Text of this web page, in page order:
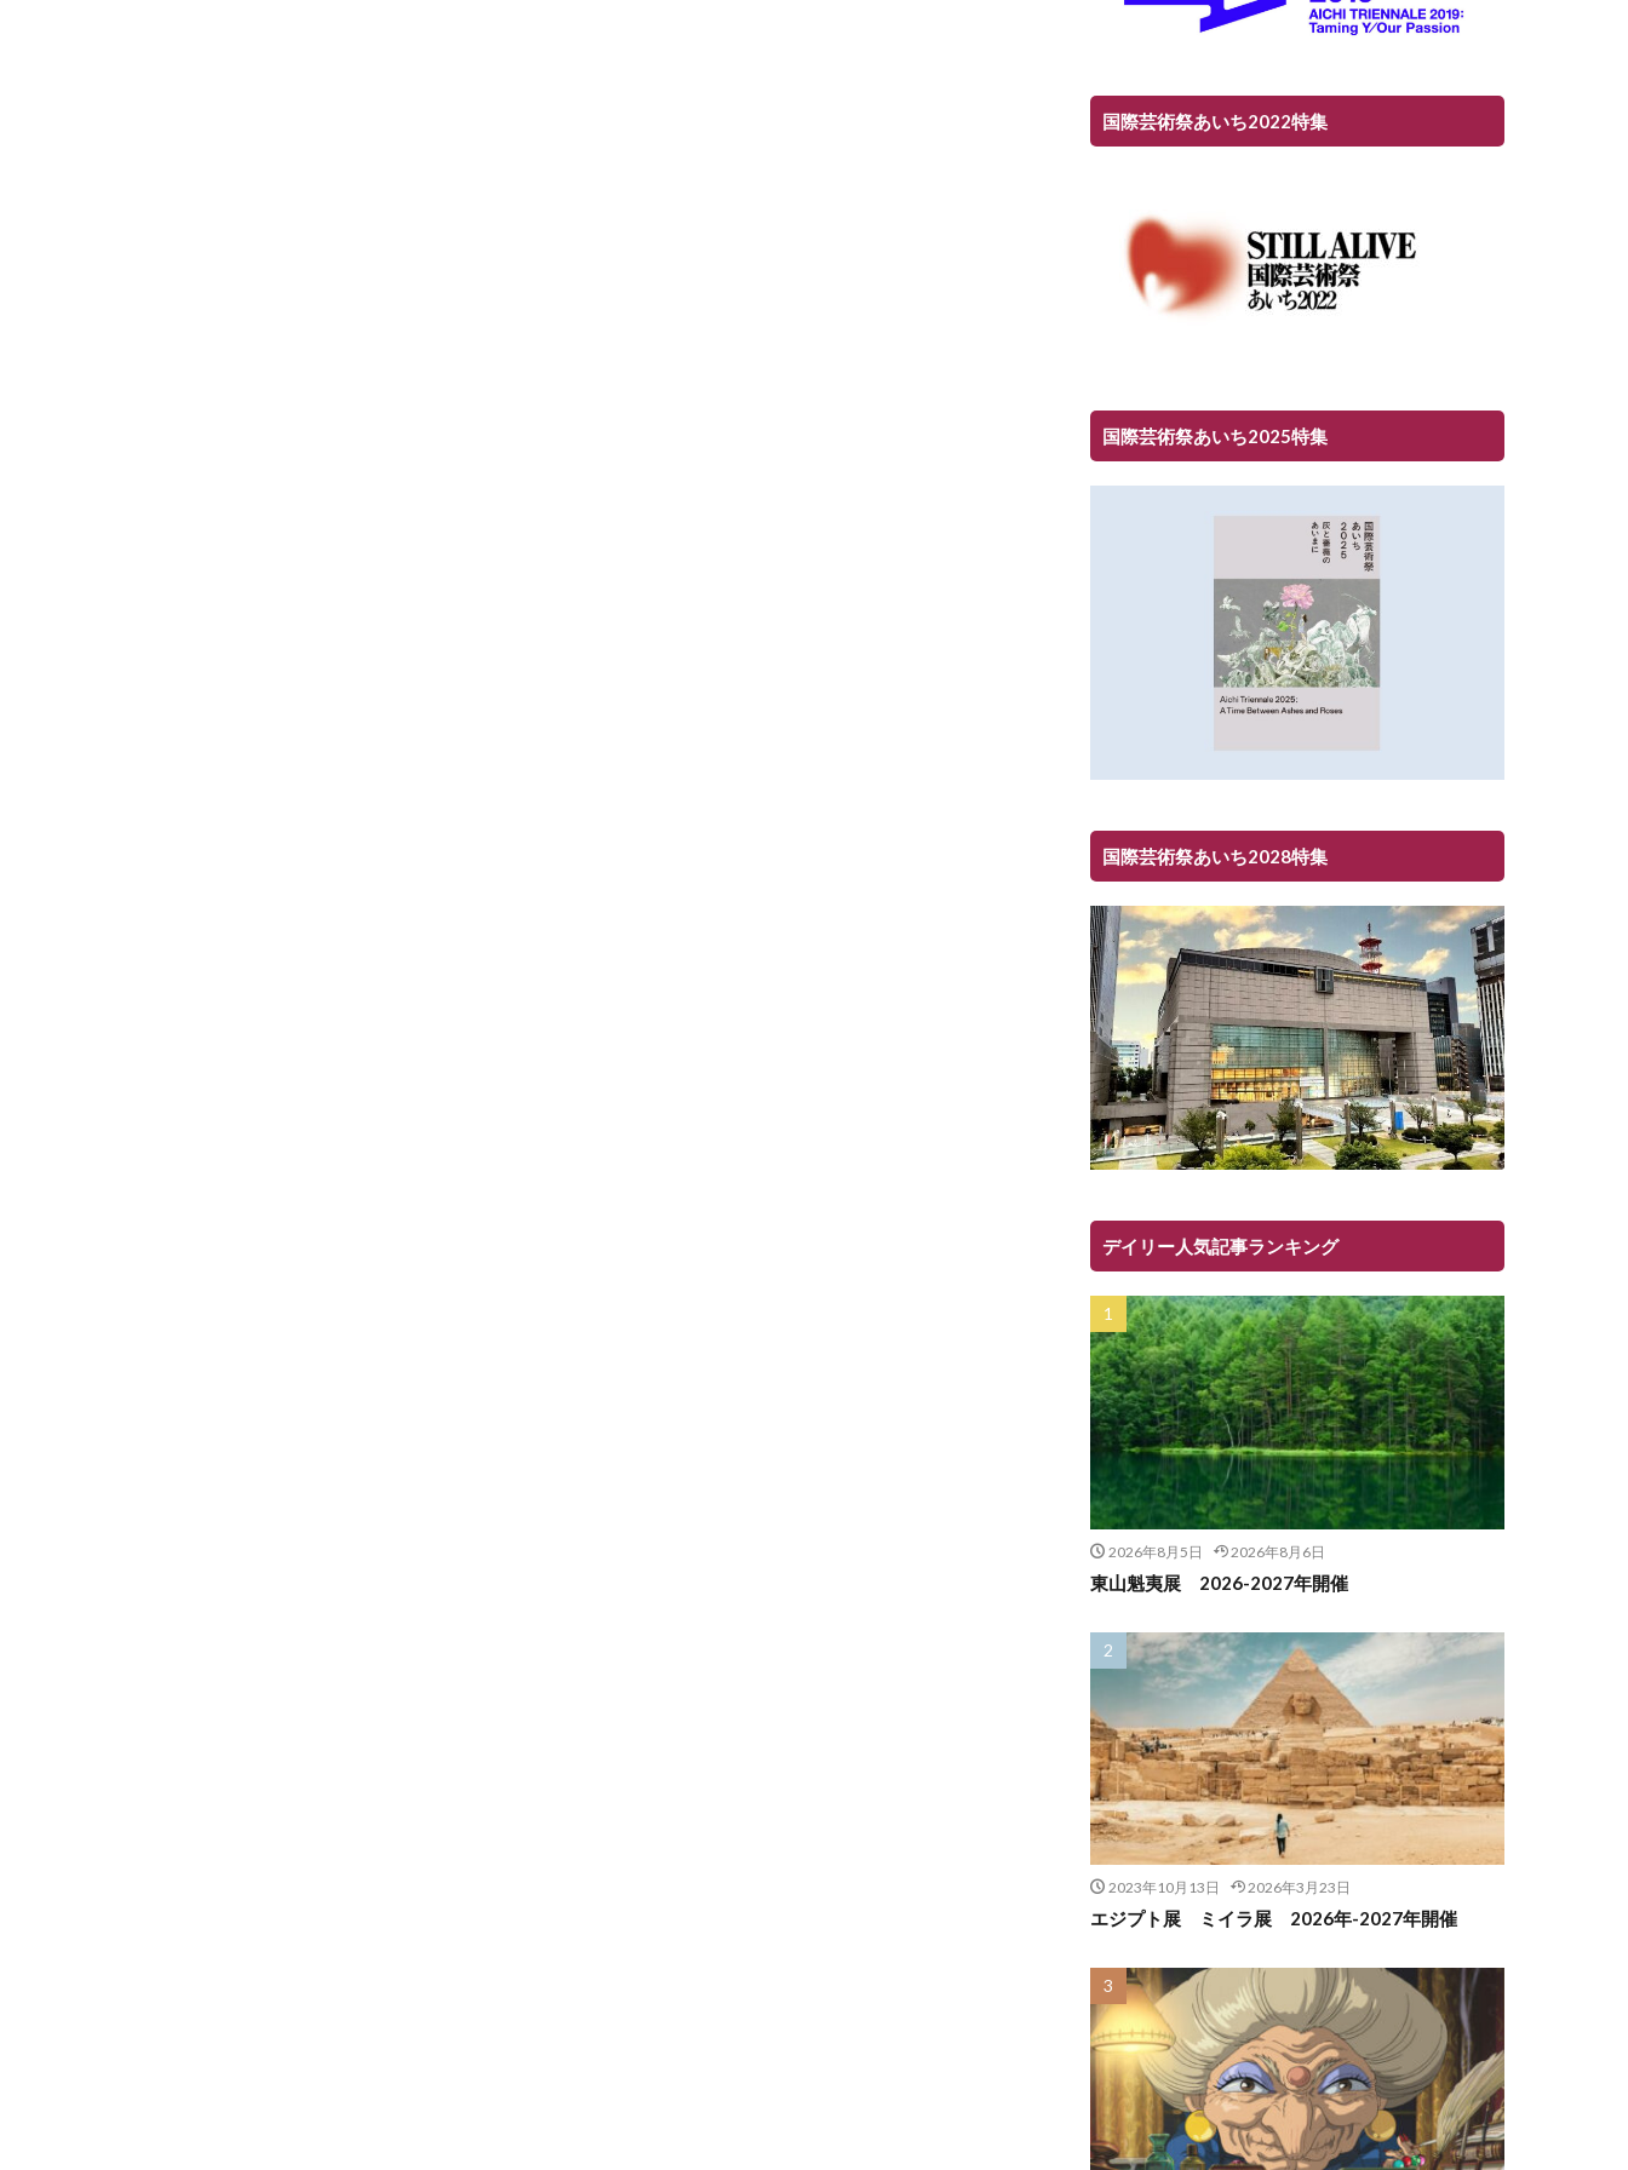
国際芸術祭あいち2022特集
国際芸術祭あいち2025特集
国際芸術祭あいち2028特集
デイリー人気記事ランキング
2026年8月5日 2026年8月6日
東山魁夷展 2026-2027年開催
2023年10月13日 2026年3月23日
エジプト展 ミイラ展 2026年-2027年開催